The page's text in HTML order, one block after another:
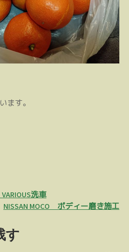
ます。
洗車
NISSAN MOCO ボディー磨き施工
す